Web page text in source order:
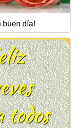
buen día!